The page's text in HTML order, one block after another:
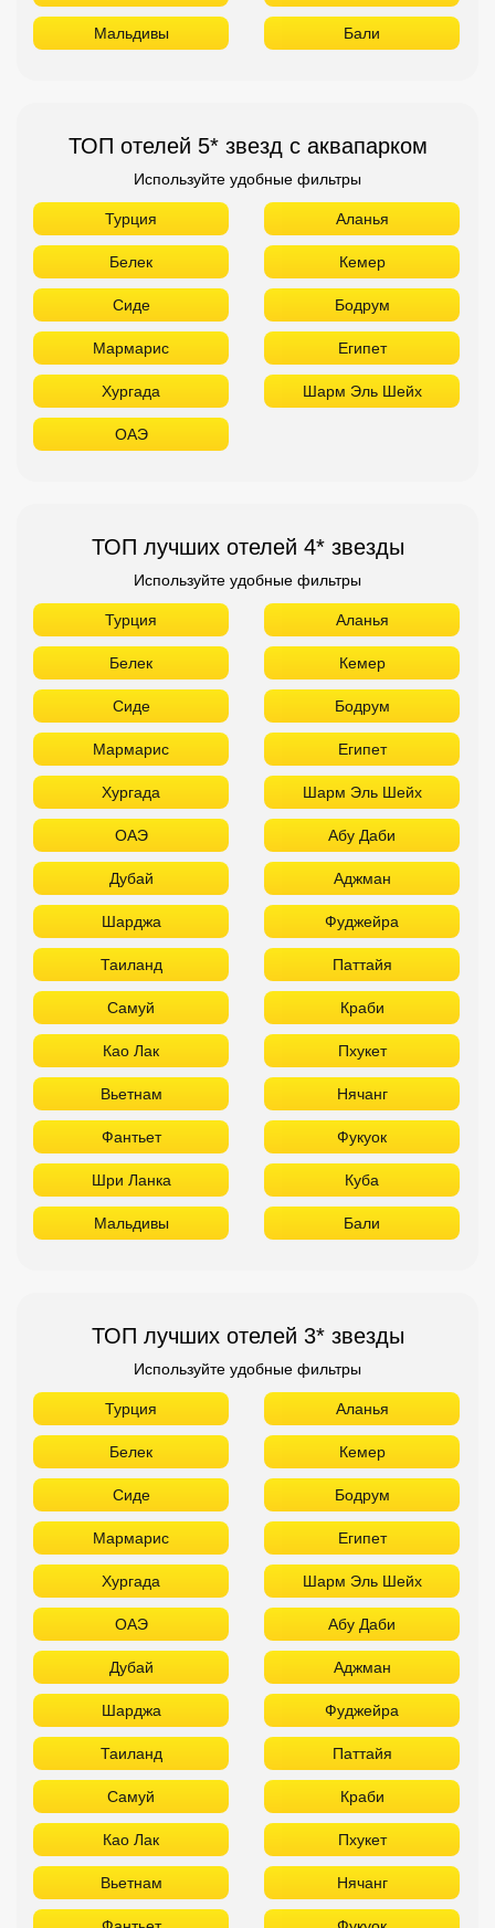
Мальдивы Бали
ТОП отелей 5* звезд с аквапарком
Используйте удобные фильтры
Турция Аланья
Белек Кемер
Сиде Бодрум
Мармарис Египет
Хургада Шарм Эль Шейх
ОАЭ
ТОП лучших отелей 4* звезды
Используйте удобные фильтры
Турция Аланья
Белек Кемер
Сиде Бодрум
Мармарис Египет
Хургада Шарм Эль Шейх
ОАЭ Абу Даби
Дубай Аджман
Шарджа Фуджейра
Таиланд Паттайя
Самуй Краби
Као Лак Пхукет
Вьетнам Нячанг
Фантьет Фукуок
Шри Ланка Куба
Мальдивы Бали
ТОП лучших отелей 3* звезды
Используйте удобные фильтры
Турция Аланья
Белек Кемер
Сиде Бодрум
Мармарис Египет
Хургада Шарм Эль Шейх
ОАЭ Абу Даби
Дубай Аджман
Шарджа Фуджейра
Таиланд Паттайя
Самуй Краби
Као Лак Пхукет
Вьетнам Нячанг